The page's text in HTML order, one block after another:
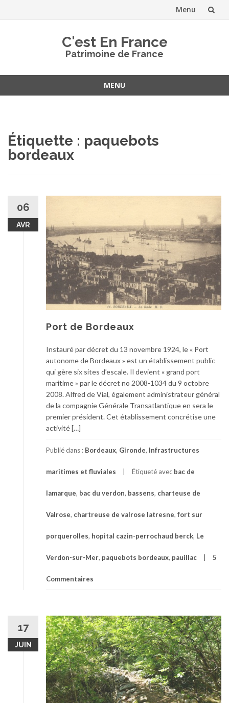
Menu
C'est En France
Patrimoine de France
MENU
Étiquette : paquebots
bordeaux
06
AVR
Port de Bordeaux
Instauré par décret du 13 novembre 1924, le « Port
autonome de Bordeaux » est un établissement public
qui gère six sites d’escale. Il devient « grand port
maritime » par le décret no 2008-1034 du 9 octobre
2008. Alfred de Vial, également administrateur général
de la compagnie Générale Transatlantique en sera le
premier président. Cet établissement concrétise une
activité […]
Publié dans : Bordeaux, Gironde, Infrastructures
maritimes et fluviales Étiqueté avec bac de
lamarque, bac du verdon, bassens, charteuse de
Valrose, chartreuse de valrose latresne, fort sur
porquerolles, hopital cazin-perrochaud berck, Le
Verdon-sur-Mer, paquebots bordeaux, pauillac 5
Commentaires
17
JUIN